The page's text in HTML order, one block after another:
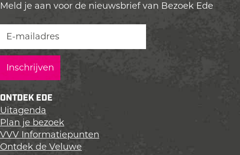
Meld je aan voor de nieuwsbrief van Bezoek Ede
ONTDEK EDE
Uitagenda
Plan je bezoek
VVV Informatiepunten
Ontdek de Veluwe